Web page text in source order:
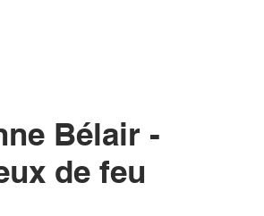
Bélair -
de feu